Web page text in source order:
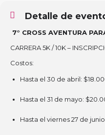
Detalle de
7° CROSS AVENTURA
CARRERA 5K / 10K –
Costos:
Hasta el 30 de abril:
Hasta el 31 de mayo:
Hasta el viernes 27 de